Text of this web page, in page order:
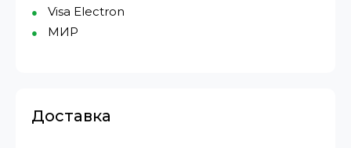
Visa Electron
МИР⁠
Доставка